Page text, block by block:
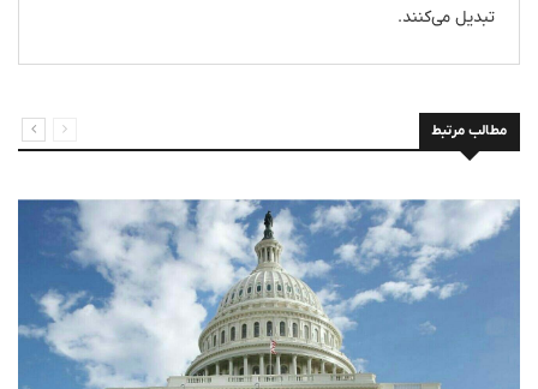
تبدیل می‌کنند.
مطالب مرتبط